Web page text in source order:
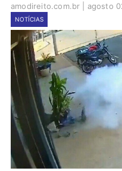
amodireito.com.br agosto
NOTÍCIAS